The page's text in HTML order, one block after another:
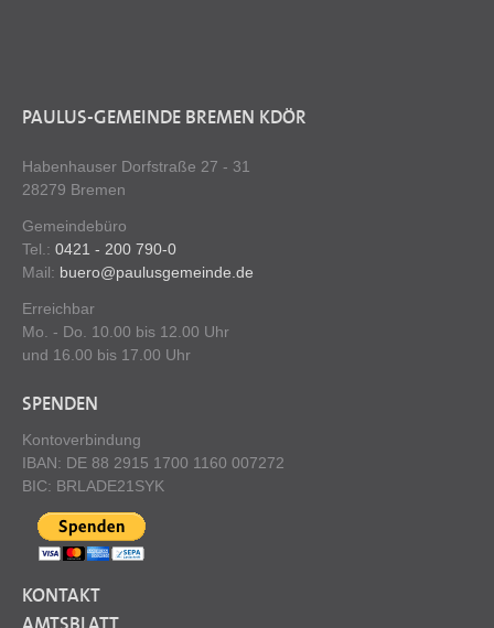
PAULUS-GEMEINDE BREMEN KDÖR
Habenhauser Dorfstraße 27 - 31
28279 Bremen
Gemeindebüro
Tel.: 0421 - 200 790-0
Mail: buero@paulusgemeinde.de
Erreichbar
Mo. - Do. 10.00 bis 12.00 Uhr
und 16.00 bis 17.00 Uhr
SPENDEN
Kontoverbindung
IBAN: DE 88 2915 1700 1160 007272
BIC: BRLADE21SYK
KONTAKT